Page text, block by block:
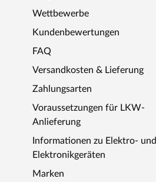
Wettbewerbe
Kundenbewertungen
FAQ
Versandkosten & Lieferung
Zahlungsarten
Voraussetzungen für LKW-
Anlieferung
Informationen zu Elektro- und
Elektronikgeräten
Marken